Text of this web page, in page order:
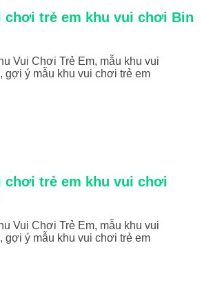
chơi trẻ em khu vui chơi Bin
chơi trẻ em khu vui chơi